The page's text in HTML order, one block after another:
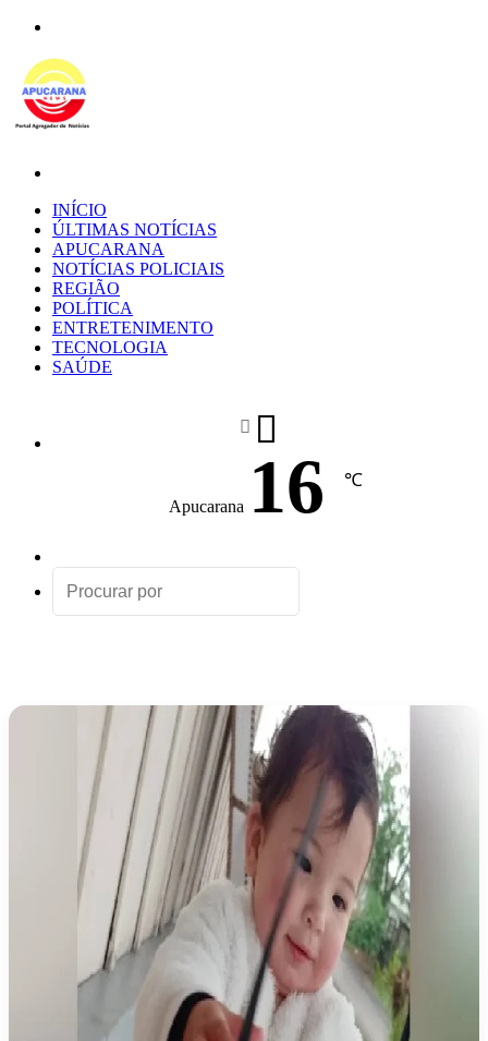
INÍCIO
ÚLTIMAS NOTÍCIAS
APUCARANA
NOTÍCIAS POLICIAIS
REGIÃO
POLÍTICA
ENTRETENIMENTO
TECNOLOGIA
SAÚDE
Apucarana 16 ℃
aleatório